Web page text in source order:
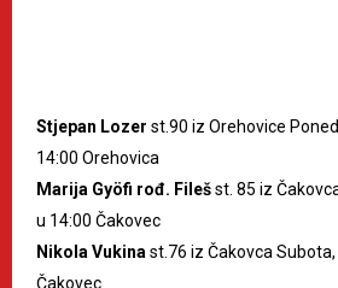
Stjepan Lozer st.90 iz Orehovice
14:00 Orehovica
Marija Gyöfi rođ. Filešst. 85 iz
u 14:00 Čakovec
Nikola Vukina st.76 iz Čakovca
Čakovec